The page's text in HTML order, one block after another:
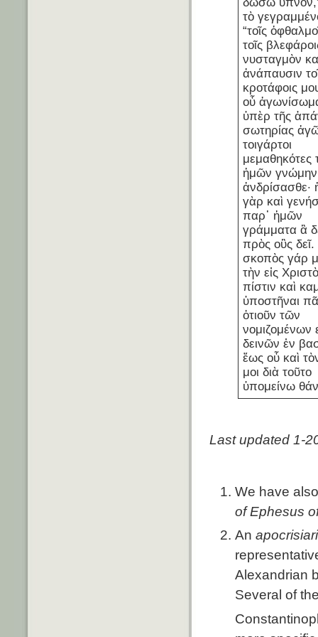
τὸ
“τοῖς
τοῖς
νυσταγμὸν
ἀνάπαυσιν
κροτάφοις
οὗ
ὑπὲρ τῆς
σωτηρίας
τοιγάρτοι
μεμαθηκότες
ἡμῶν
ἀνδρίσασθε·
γὰρ καὶ
παρ᾽ ἡμῶν
γράμματα ἃ
πρὸς οὓς δεῖ.
σκοπὸς γάρ
τὴν εἰς
πίστιν καὶ
ὑποστῆναι
ὁτιοῦν τῶν
νομιζομένων
δεινῶν ἐν
ἕως οὗ καὶ
μοι διὰ τοῦτο
ὑπομείνω
Last updated 1-
We have
of Ephesus
An
Alexandrian
Several of